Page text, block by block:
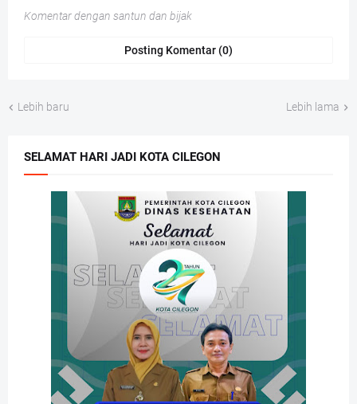
Komentar dengan santun dan bijak
Posting Komentar (0)
Lebih baru Lebih lama
SELAMAT HARI JADI KOTA CILEGON